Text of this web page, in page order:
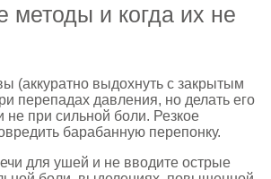
методы и когда их не
(аккуратно выдохнуть с закрытым
перепадах давления, но делать его
не при сильной боли. Резкое
барабанную перепонку.
для ушей и не вводите острые